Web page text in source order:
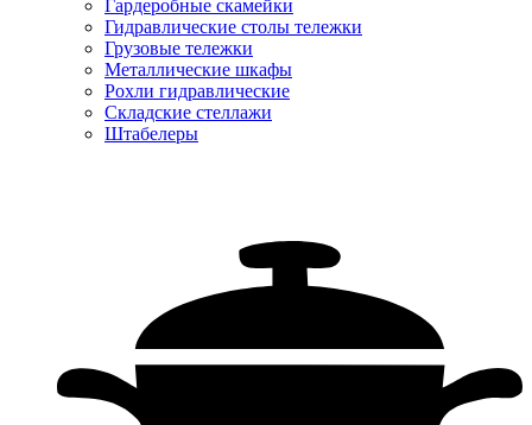
Гардеробные скамейки
Гидравлические столы тележки
Грузовые тележки
Металлические шкафы
Рохли гидравлические
Складские стеллажи
Штабелеры